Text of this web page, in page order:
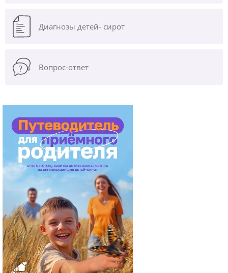
Диагнозы детей- сирот
Вопрос-ответ